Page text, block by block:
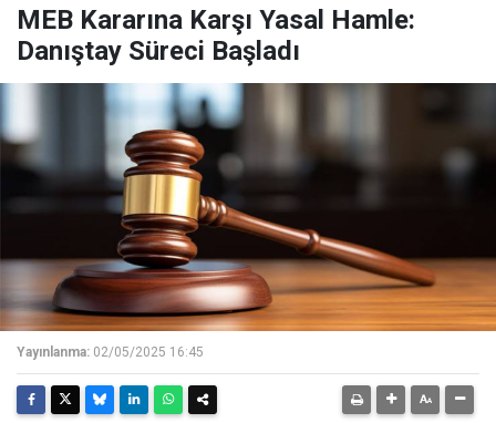
MEB Kararına Karşı Yasal Hamle:
Danıştay Süreci Başladı
Yayınlanma: 02/05/2025 16:45